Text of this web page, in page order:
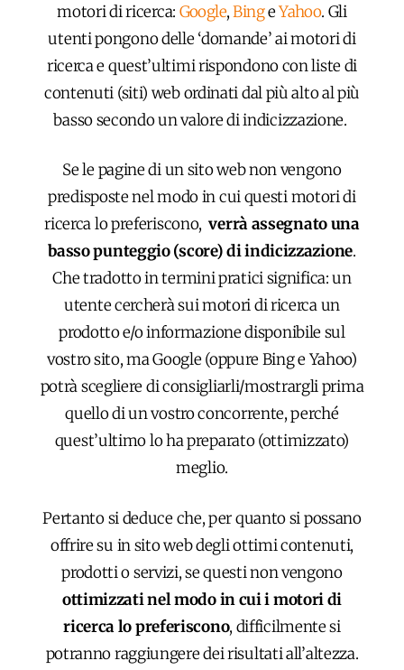
motori di ricerca: Google,BingeYahoo. Gli
utenti pongono delle ‘domande’ ai motori di
ricerca e quest’ultimi rispondono con liste di
contenuti (siti) web ordinati dal più alto al più
basso secondo un valore di indicizzazione.
Se le pagine di un sito web non vengono
predisposte nel modo in cui questi motori di
ricerca lo preferiscono,verrà assegnato una
basso punteggio (score) di indicizzazione.
Che tradotto in termini pratici significa: un
utente cercherà sui motori di ricerca un
prodotto e/o informazione disponibile sul
vostro sito, ma Google (oppure Bing e Yahoo)
potrà scegliere di consigliarli/mostrargli prima
quello di un vostro concorrente, perché
quest’ultimo lo ha preparato (ottimizzato)
meglio.
Pertanto si deduce che, per quanto si possano
offrire su in sito web degli ottimi contenuti,
prodotti o servizi, se questi non vengono
ottimizzati nel modo in cui i motori di
ricerca lo preferiscono, difficilmente si
potranno raggiungere dei risultati all’altezza.